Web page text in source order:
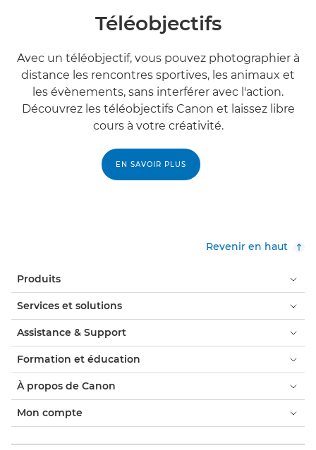
Téléobjectifs
Avec un téléobjectif, vous pouvez photographier à
distance les rencontres sportives, les animaux et
les évènements, sans interférer avec l'action.
Découvrez les téléobjectifs Canon et laissez libre
cours à votre créativité.
EN SAVOIR PLUS
Revenir en haut
Produits
Services et solutions
Assistance & Support
Formation et éducation
À propos de Canon
Mon compte